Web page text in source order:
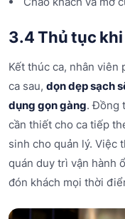
3.4 Thủ tục
Kết thúc ca, nhân viên
ca sau, dọn dẹp sạch
dụng gọn gàng. Đồng
cần thiết cho ca tiếp
sinh cho quản lý. Việc
quán duy trì vận hành
đón khách mọi thời